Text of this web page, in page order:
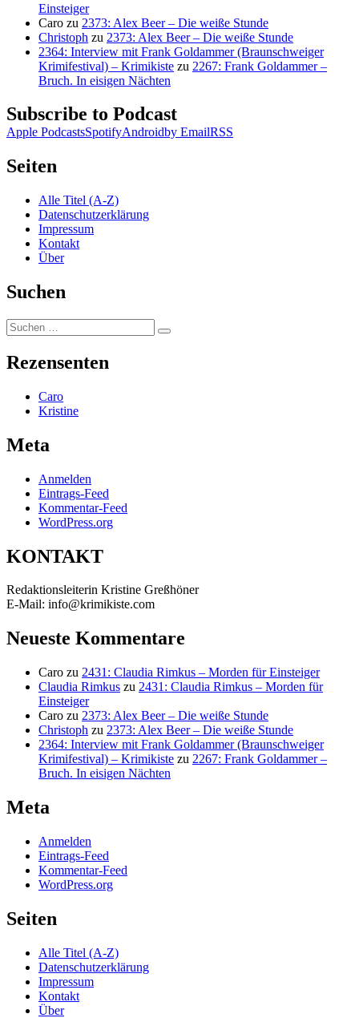
Einsteiger
Caro zu 2373: Alex Beer – Die weiße Stunde
Christoph zu 2373: Alex Beer – Die weiße Stunde
2364: Interview mit Frank Goldammer (Braunschweiger
Krimifestival) – Krimikiste zu 2267: Frank Goldammer –
Bruch. In eisigen Nächten
Subscribe to Podcast
Apple PodcastsSpotifyAndroidby EmailRSS
Seiten
Alle Titel (A-Z)
Datenschutzerklärung
Impressum
Kontakt
Über
Suchen
Suchen
nach:
Suchen
Rezensenten
Caro
Kristine
Meta
Anmelden
Eintrags-Feed
Kommentar-Feed
WordPress.org
KONTAKT
Redaktionsleiterin Kristine Greßhöner
E-Mail: info@krimikiste.com
Neueste Kommentare
Caro zu 2431: Claudia Rimkus – Morden für Einsteiger
Claudia Rimkus zu 2431: Claudia Rimkus – Morden für
Einsteiger
Caro zu 2373: Alex Beer – Die weiße Stunde
Christoph zu 2373: Alex Beer – Die weiße Stunde
2364: Interview mit Frank Goldammer (Braunschweiger
Krimifestival) – Krimikiste zu 2267: Frank Goldammer –
Bruch. In eisigen Nächten
Meta
Anmelden
Eintrags-Feed
Kommentar-Feed
WordPress.org
Seiten
Alle Titel (A-Z)
Datenschutzerklärung
Impressum
Kontakt
Über